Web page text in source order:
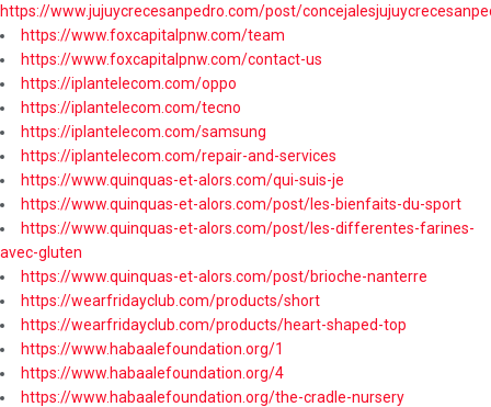
https://www.jujuycrecesanpedro.com/post/
https://www.foxcapitalpnw.com/team
https://www.foxcapitalpnw.com/contact-us
https://iplantelecom.com/oppo
https://iplantelecom.com/tecno
https://iplantelecom.com/samsung
https://iplantelecom.com/repair-and-services
https://www.quinquas-et-alors.com/qui-suis-je
https://www.quinquas-et-alors.com/post/les-bienfaits-du-sport
https://www.quinquas-et-alors.com/post/les-differentes-farines-
avec-gluten
https://www.quinquas-et-alors.com/post/brioche-nanterre
https://wearfridayclub.com/products/short
https://wearfridayclub.com/products/heart-shaped-top
https://www.habaalefoundation.org/1
https://www.habaalefoundation.org/4
https://www.habaalefoundation.org/the-cradle-nursery